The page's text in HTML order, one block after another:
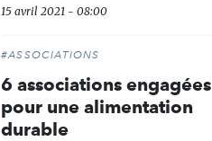
15 avril 2021 - 08:00
#ASSOCIATIONS
6 associations engagées
pour une alimentation
durable